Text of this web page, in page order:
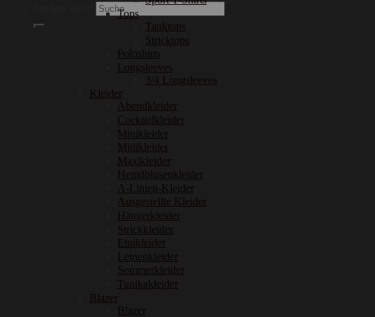
Tops
Tanktops
Stricktops
Poloshirts
Longsleeves
3/4 Longsleeves
Kleider
Abendkleider
Cocktailkleider
Minikleider
Midikleider
Maxikleider
Hemdblusenkleider
A-Linien-Kleider
Ausgestellte Kleider
Hängerkleider
Strickkleider
Etuikleider
Leinenkleider
Sommerkleider
Tunikakleider
Blazer
Blazer